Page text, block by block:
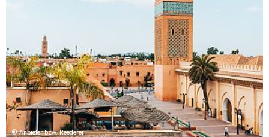
Anbieter bzw. Reederei